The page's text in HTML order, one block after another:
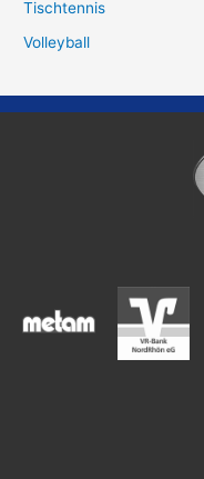
Tischtennis
Volleyball